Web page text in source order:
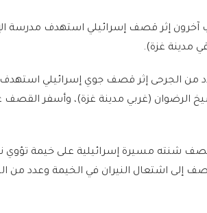
فلسطينيين وأصيب آخرون إثر قصف إسرائيلي استهدف مدرسة
مدينة غزة).
وسقط عدد من الجرحى إثر قصف جوي إسرائيلي
الرضوان (غربي مدينة غزة)، وأسفر القصف
طبيب و4 من أبنائه بقصف شنته مسيرة إسرائيلية على خيمة
اشتعال النيران في الخيمة وعدد من